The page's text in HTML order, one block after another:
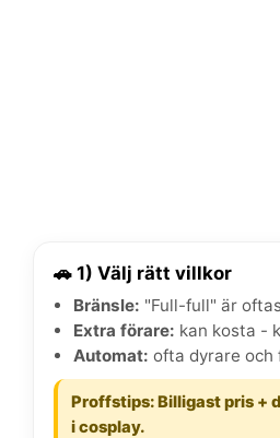
🚗 1) Välj rätt villkor
Bränsle: "Full-full" är
Extra förare: kan kosta -
Automat: ofta dyrare och
Proffstips: Billigast pris +
i cosplay.